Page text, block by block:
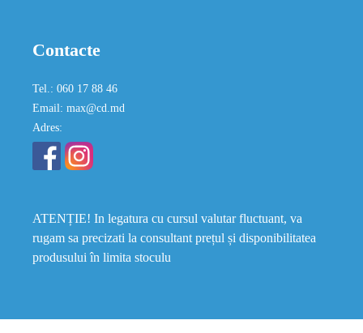
Contacte
Tel.: 060 17 88 46
Email: max@cd.md
Adres:
ATENȚIE! In legatura cu cursul valutar fluctuant, va
rugam sa precizati la consultant prețul și disponibilitatea
produsului în limita stoculu